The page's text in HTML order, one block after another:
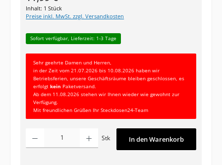
Inhalt: 1 Stück
Preise inkl. MwSt. zzgl. Versandkosten
Sofort verfügbar, Lieferzeit: 1-3 Tage
Sehr geehrte Damen und Herren,
in der Zeit vom 21.07.2026 bis 10.08.2026 haben wir
Betriebsferien, unsere Geschäftsräume bleiben geschlossen, es
erfolgtkein Paketversand.
Ab dem 11.08.2026 stehen wir Ihnen wieder wie gewohnt zur
Verfügung.
Mit freundlichen Grüßen Ihr Steckdosen24-Team
Produkt Anzahl: Gib den gewünschten Wert ein oder benutze die
Stk In den Warenkorb